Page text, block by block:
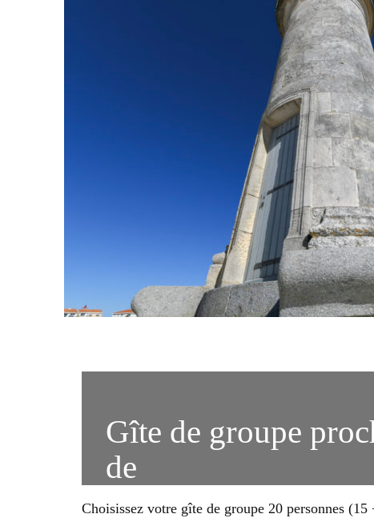
Gîte de groupe
de
Choisissez votre gîte de groupe 20 personnes